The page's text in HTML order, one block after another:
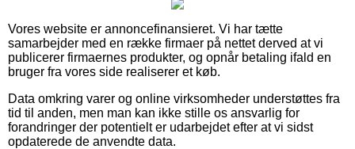
Vores website er annoncefinansieret. Vi har tætte
samarbejder med en række firmaer på nettet derved at vi
publicerer firmaernes produkter, og opnår betaling ifald en
bruger fra vores side realiserer et køb.
Data omkring varer og online virksomheder understøttes fra
tid til anden, men man kan ikke stille os ansvarlig for
forandringer der potentielt er udarbejdet efter at vi sidst
opdaterede de anvendte data.